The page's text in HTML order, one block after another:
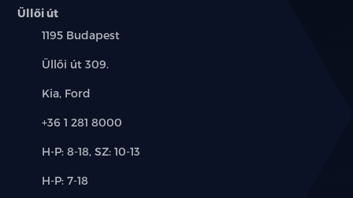
Üllői út
Település:
1195 Budapest
Cím:
Üllői út 309.
Márkák:
Kia, Ford
Telefon:
+36 1 281 8000
Új-
használt
H-P: 8-18, SZ: 10-13
Alkatrész,
H-P: 7-18